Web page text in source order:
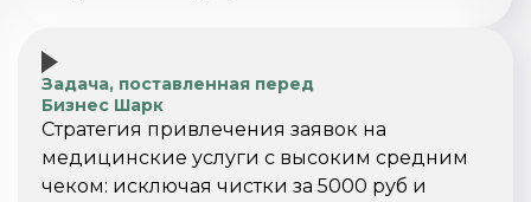
Задача, поставленная перед
Бизнес Шарк
Стратегия привлечения заявок на
медицинские услуги с высоким средним
чеком: исключая чистки за 5000 руб и